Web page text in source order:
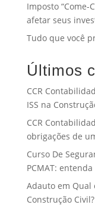
Imposto “Come-
afetar seus
Tudo que você
Últimos
CCR
ISS na
CCR
obrigações de
Curso De
PCMAT:
Adautoem Qual
Construção Civil?